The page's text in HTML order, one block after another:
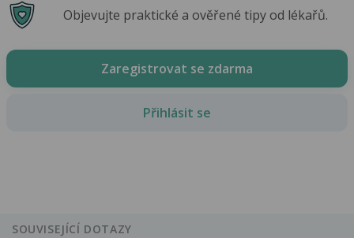
Objevujte praktické a ověřené tipy od lékařů.
Zaregistrovat se zdarma
Přihlásit se
SOUVISEJÍCÍ DOTAZY